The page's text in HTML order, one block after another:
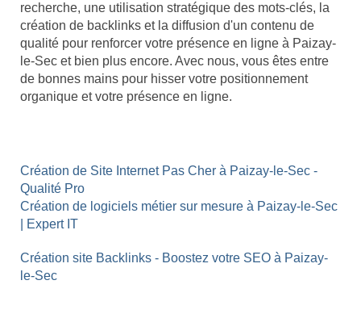
recherche, une utilisation stratégique des mots-clés, la
création de backlinks et la diffusion d'un contenu de
qualité pour renforcer votre présence en ligne à Paizay-
le-Sec et bien plus encore. Avec nous, vous êtes entre
de bonnes mains pour hisser votre positionnement
organique et votre présence en ligne.
Création de Site Internet Pas Cher à Paizay-le-Sec -
Qualité Pro
Création de logiciels métier sur mesure à Paizay-le-Sec
| Expert IT
Création site Backlinks - Boostez votre SEO à Paizay-
le-Sec